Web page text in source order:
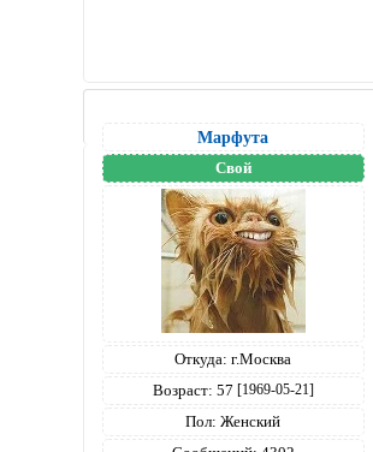
Марфута
Свой
Откуда: г.Москва
Возраст: 57 [1969-05-21]
Пол: Женский